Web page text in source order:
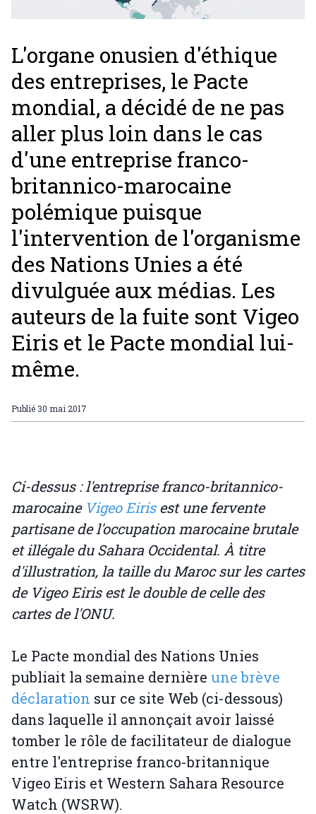
L'organe onusien d'éthique
des entreprises, le Pacte
mondial, a décidé de ne pas
aller plus loin dans le cas
d'une entreprise franco-
britannico-marocaine
polémique puisque
l'intervention de l'organisme
des Nations Unies a été
divulguée aux médias. Les
auteurs de la fuite sont Vigeo
Eiris et le Pacte mondial lui-
même.
Publié 30 mai 2017
Ci-dessus : l'entreprise franco-britannico-
marocaine Vigeo Eirisest une fervente
partisane de l'occupation marocaine brutale
et illégale du Sahara Occidental. À titre
d'illustration, la taille du Maroc sur les cartes
de Vigeo Eiris est le double de celle des
cartes de l'ONU.
Le Pacte mondial des Nations Unies
publiait la semaine dernière une brève
déclaration sur ce site Web (ci-dessous)
dans laquelle il annonçait avoir laissé
tomber le rôle de facilitateur de dialogue
entre l'entreprise franco-britannique
Vigeo Eiris et Western Sahara Resource
Watch (WSRW).